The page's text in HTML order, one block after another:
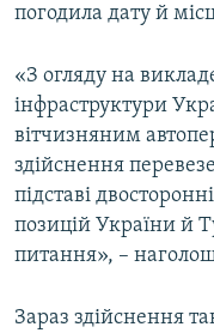
погодила дату й
«З огляду на
інфраструктури
вітчизняним
здійснення
підставі
позицій України й
питання», –
Зараз здійснення